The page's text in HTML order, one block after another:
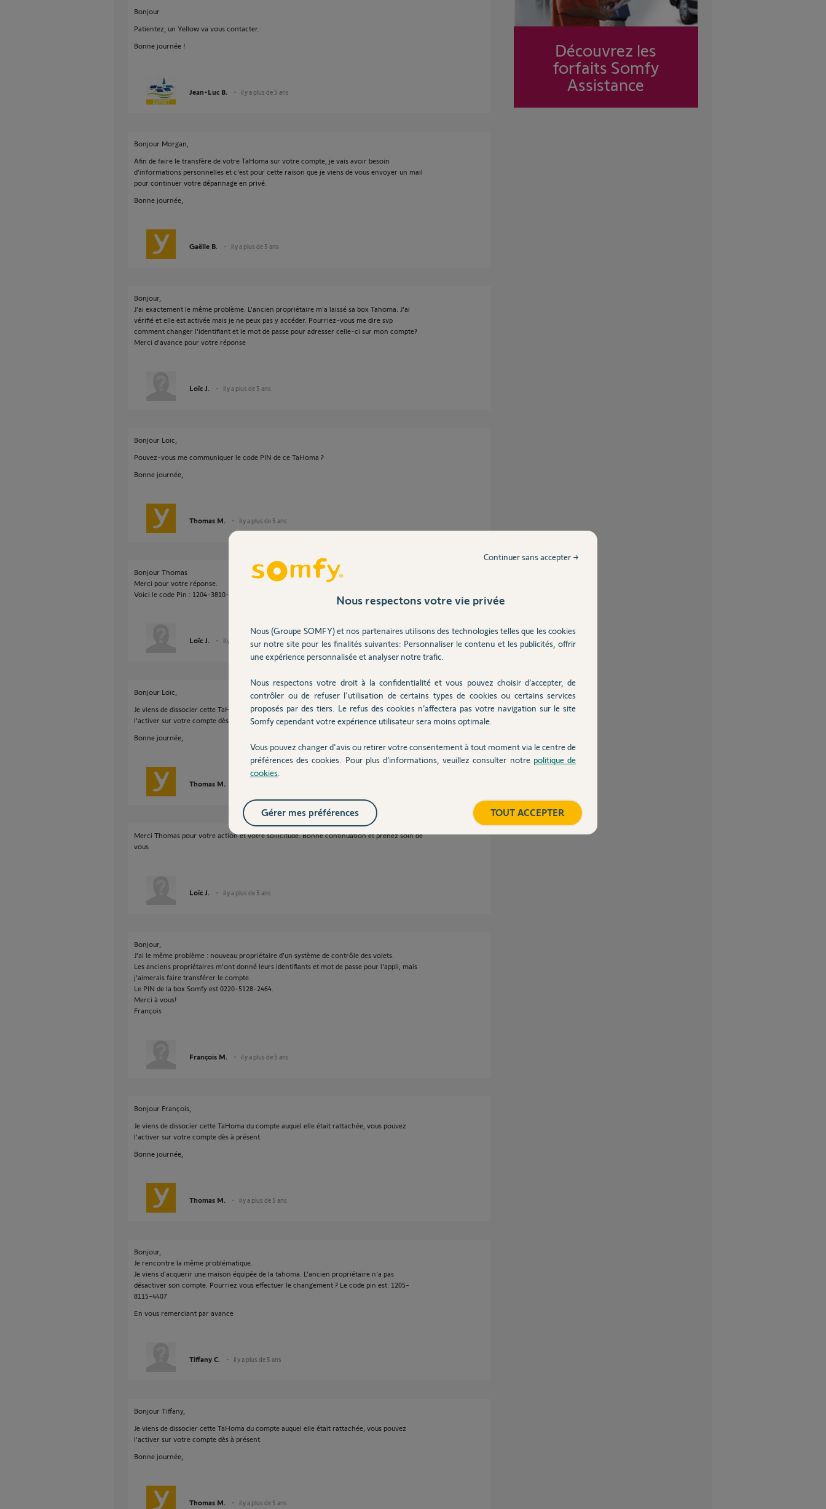
Bonjour
Patientez, un Yellow va vous contacter.
Bonne journée !
Jean-Luc B. il y a plus de 5 ans
Bonjour Morgan,
Afin de faire le transfère de votre TaHoma sur votre compte, je vais avoir besoin
d'informations personnelles et c'est pour cette raison que je viens de vous envoyer un mail
pour continuer votre dépannage en privé.
Bonne journée,
Gaëlle B. il y a plus de 5 ans
Bonjour,
J'ai exactement le même problème. L'ancien propriétaire m'a laissé sa box Tahoma. J'ai
vérifié et elle est activée mais je ne peux pas y accéder. Pourriez-vous me dire svp
comment changer l'identifiant et le mot de passe pour adresser celle-ci sur mon compte?
Merci d'avance pour votre réponse
Loïc J. il y a plus de 5 ans
Bonjour Loïc,
Pouvez-vous me communiquer le code PIN de ce TaHoma ?
Bonne journée,
Thomas M. il y a plus de 5 ans
Bonjour Thomas
Merci pour votre réponse.
Voici le code Pin : 1204-3810-0298
Loïc J. il y a plus de 5 ans
Bonjour Loïc,
Je viens de dissocier cette TaHoma du compte auquel elle était rattachée, vous pouvez
l'activer sur votre compte dès à présent.
Bonne journée,
Thomas M.
Merci Thomas pour votre action et votre sollicitude. Bonne continuation et prenez soin de
vous
Loïc J. il y a plus de 5 ans
Bonjour,
J'ai le même problème : nouveau propriétaire d'un système de contrôle des volets.
Les anciens propriétaires m'ont donné leurs identifiants et mot de passe pour l'appli, mais
j'aimerais faire transférer le compte.
Le PIN de la box Somfy est 0220-5128-2464.
Merci à vous!
François
François M. il y a plus de 5 ans
Bonjour François,
Je viens de dissocier cette TaHoma du compte auquel elle était rattachée, vous pouvez
l'activer sur votre compte dès à présent.
Bonne journée,
Thomas M. il y a plus de 5 ans
Bonjour,
Je rencontre la même problématique.
Je viens d'acquerir une maison équipée de la tahoma. L'ancien propriétaire n'a pas
désactiver son compte. Pourriez vous effectuer le changement ? Le code pin est: 1205-
8115-4407
En vous remerciant par avance
Tiffany C. il y a plus de 5 ans
Bonjour Tiffany,
Je viens de dissocier cette TaHoma du compte auquel elle était rattachée, vous pouvez
l'activer sur votre compte dès à présent.
Bonne journée,
Thomas M. il y a plus de 5 ans
Découvrez les
forfaits Somfy
Assistance
Nous respectons votre vie privée
Nous (Groupe SOMFY) et nos partenaires utilisons des technologies telles que les cookies
sur notre site pour les finalités suivantes: Personnaliser le contenu et les publicités, offrir
une expérience personnalisée et analyser notre trafic.
Nous respectons votre droit à la confidentialité et vous pouvez choisir d’accepter, de
contrôler ou de refuser l'utilisation de certains types de cookies ou certains services
proposés par des tiers. Le refus des cookies n’affectera pas votre navigation sur le site
Somfy cependant votre expérience utilisateur sera moins optimale.
Vous pouvez changer d'avis ou retirer votre consentement à tout moment via le centre de
préférences des cookies. Pour plus d’informations, veuillez consulter notre politique de
cookies
Continuer sans accepter →
TOUT ACCEPTER
Gérer mes préférences